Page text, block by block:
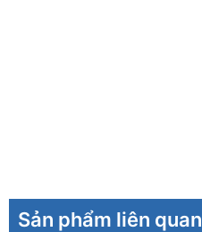
Sản phẩm liên quan